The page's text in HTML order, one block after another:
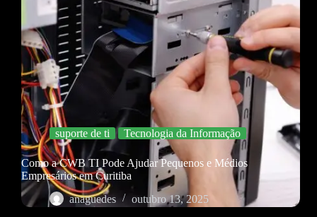
suporte de ti Tecnologia da Informação
Como a CWB TI Pode Ajudar Pequenos e Médios
Empresários em Curitiba
anaguedes
outubro 13, 2025